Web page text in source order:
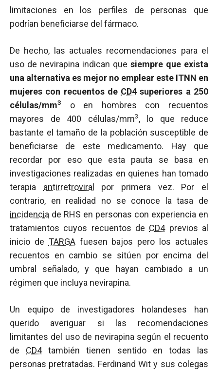
limitaciones en los perfiles de personas que
podrían beneficiarse del fármaco.
De hecho, las actuales recomendaciones para el
uso de nevirapina indican que siempre que exista
una alternativa es mejor no emplear este ITNN en
mujeres con recuentos de CD4 superiores a 250
células/mm3
o en hombres con recuentos
mayores de 400 células/mm3, lo que reduce
bastante el tamaño de la población susceptible de
beneficiarse de este medicamento. Hay que
recordar por eso que esta pauta se basa en
investigaciones realizadas en quienes han tomado
terapia antirretroviral
por primera vez. Por el
contrario, en realidad no se conoce la tasa de
incidencia de RHS en personas con experiencia en
tratamientos cuyos recuentos de CD4previos al
inicio de TARGAfuesen bajos pero los actuales
recuentos en cambio se sitúen por encima del
umbral señalado, y que hayan cambiado a un
régimen que incluya nevirapina.
Un equipo de investigadores holandeses han
querido averiguar si las recomendaciones
limitantes del uso de nevirapina según el recuento
de CD4también tienen sentido en todas las
personas pretratadas. Ferdinand Wit y sus colegas